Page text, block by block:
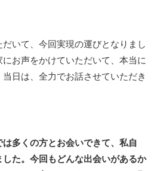
いて、今回実現の運びとなりまし
お声をかけていただいて、本当に
日は、全力でお話させていただき
多くの方とお会いできて、私自
た。今回もどんな出会いがあるか